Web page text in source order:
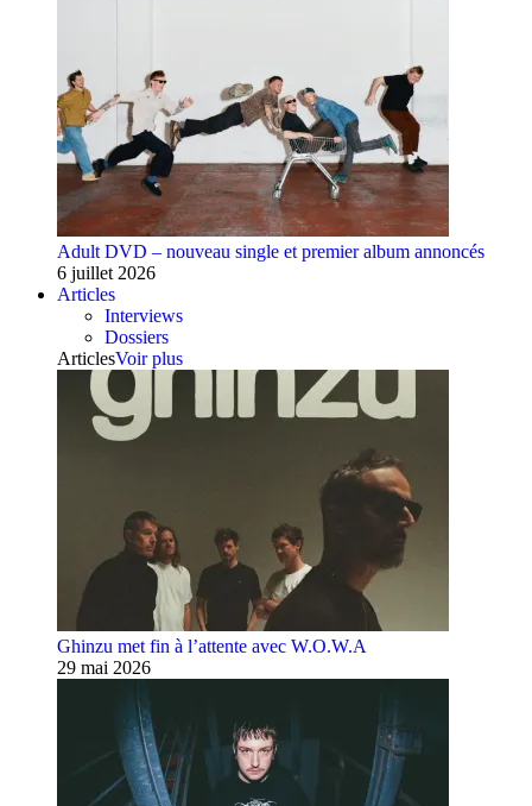
Adult DVD – nouveau single et premier album annoncés
6 juillet 2026
Articles
Interviews
Dossiers
ArticlesVoir plus
Ghinzu met fin à l’attente avec W.O.W.A
29 mai 2026